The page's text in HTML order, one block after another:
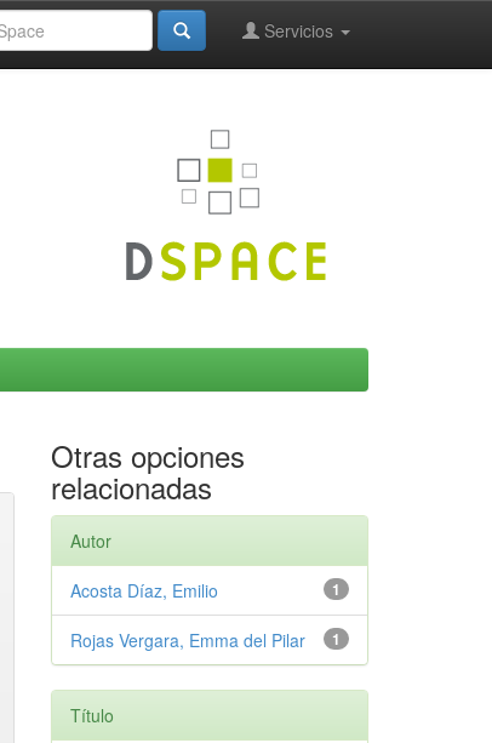
Servicios
Otras opciones
relacionadas
Autor
1
Acosta Díaz, Emilio
1
Rojas Vergara, Emma del Pilar
Título